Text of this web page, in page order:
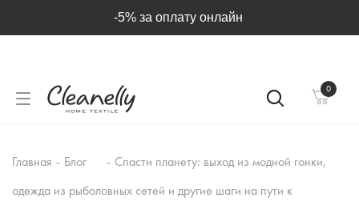
-5% за оплату онлайн
0
Главная - Блог - Спасти планету: выход из модной гонки,
одежда из рыболовных сетей и другие шаги на пути к